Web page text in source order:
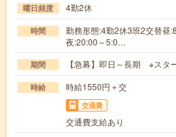
曜日頻度 4勤2休
時間
勤務形態:4勤2休3班2交替昼
夜:20:00～5:0…
期間 【急募】即日～長期 ※スタ
時給 時給1550円＋交
交通費
交通費支給あり